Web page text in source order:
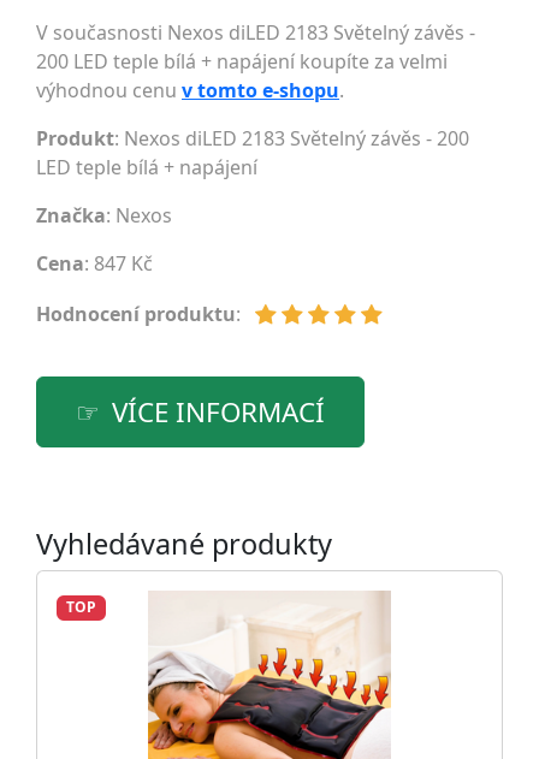
V současnosti Nexos diLED 2183 Světelný závěs -
200 LED teple bílá + napájení koupíte za velmi
výhodnou cenu v tomto e-shopu.
Produkt: Nexos diLED 2183 Světelný závěs - 200
LED teple bílá + napájení
Značka: Nexos
Cena: 847 Kč
Hodnocení produktu:
VÍCE INFORMACÍ
Vyhledávané produkty
TOP